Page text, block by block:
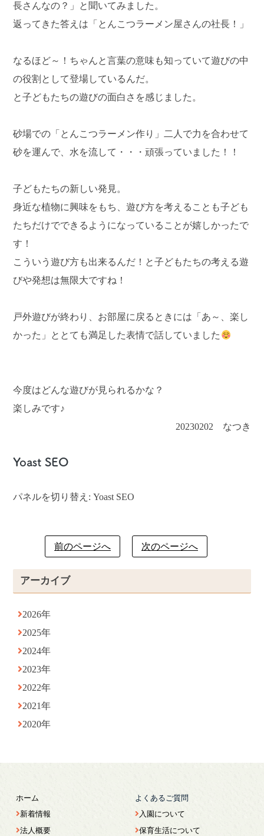
アーカイブ
2026年
2025年
2024年
2023年
2022年
2021年
2020年
長さんなの？」と聞いてみました。
返ってきた答えは「とんこつラーメン屋さんの社長！」
なるほど～！ちゃんと言葉の意味も知っていて遊びの中
の役割として登場しているんだ。
と子どもたちの遊びの面白さを感じました。
砂場での「とんこつラーメン作り」二人で力を合わせて
砂を運んで、水を流して・・・頑張っていました！！
子どもたちの新しい発見。
身近な植物に興味をもち、遊び方を考えることも子ども
たちだけでできるようになっていることが嬉しかったで
す！
こういう遊び方も出来るんだ！と子どもたちの考える遊
びや発想は無限大ですね！
戸外遊びが終わり、お部屋に戻るときには「あ～、楽し
かった」ととても満足した表情で話していました
今度はどんな遊びが見られるかな？
楽しみです♪
20230202 なつき
Yoast SEO
パネルを切り替え: Yoast SEO
前のページへ 次のページへ
ホーム
新着情報
法人概要
よくあるご質問
入園について
保育生活について